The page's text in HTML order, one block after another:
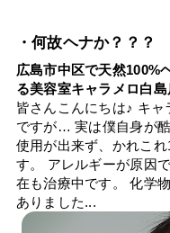
・何故ヘナか？？？
広島市中区で天然100%
る美容室キャラメロ白島
皆さんこんにちは♪ キ
ですが… 実は僕自身が
使用が出来ず、かれこ
す。 アレルギーが原因
在も治療中です。 化学
ありました...